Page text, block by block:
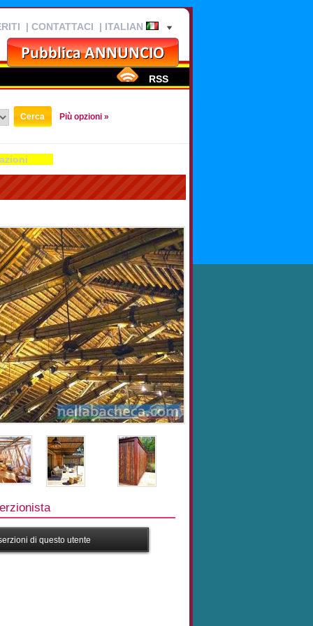
| CONTATTACI | ITALIAN
RSS
Più opzioni »
di questo utente